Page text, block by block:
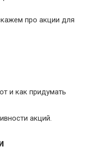
про акции для
и как придумать
акций.